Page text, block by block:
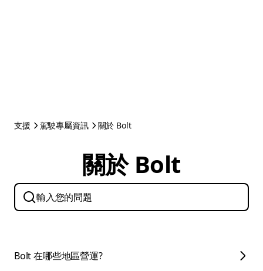
支援 駕駛專屬資訊 關於 Bolt
關於 Bolt
Bolt 在哪些地區營運?